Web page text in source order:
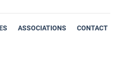
ASSOCIATIONS CONTACT